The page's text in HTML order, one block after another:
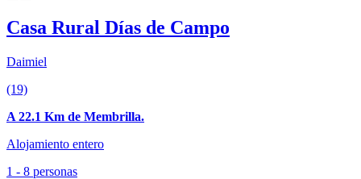
Casa Rural Días de Campo
Daimiel
(19)
A 22.1 Km de Membrilla.
Alojamiento entero
1 - 8 personas